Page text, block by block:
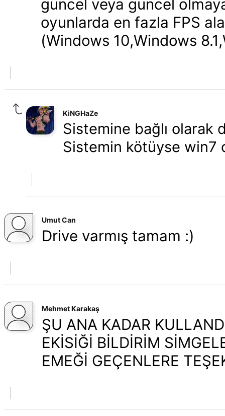
güncel veya güncel
oyunlarda en fazla FPS
(Windows 10,Windows
KiNGHaZe
Sistemine bağlı
Sistemin kötüyse win7
Umut Can
Drive varmış tamam :)
Mehmet Karakaş
ŞU ANA KADAR
EKİSİĞİ BİLDİRİM
EMEĞİ GEÇENLERE